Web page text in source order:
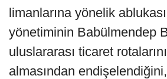
limanlarına yönelik
yönetiminin Babülmendep
uluslararası ticaret
almasından